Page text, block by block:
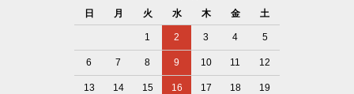
日
月 火 水 木 金 土
1 2 3 4 5
6 7 8 9 10 11 12
13 14 15 16 17 18 19